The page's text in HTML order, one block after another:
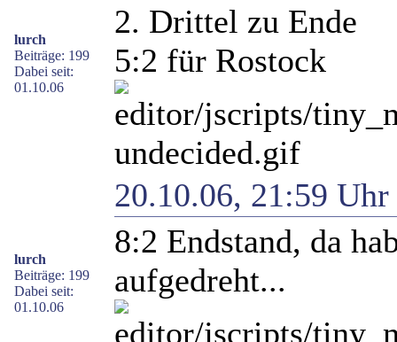
lurch
Beiträge: 199
Dabei seit:
01.10.06
2. Drittel zu Ende
5:2 für Rostock
lurch
Beiträge: 199
Dabei seit:
01.10.06
20.10.06, 21:59 Uhr
8:2 Endstand, da
aufgedreht...